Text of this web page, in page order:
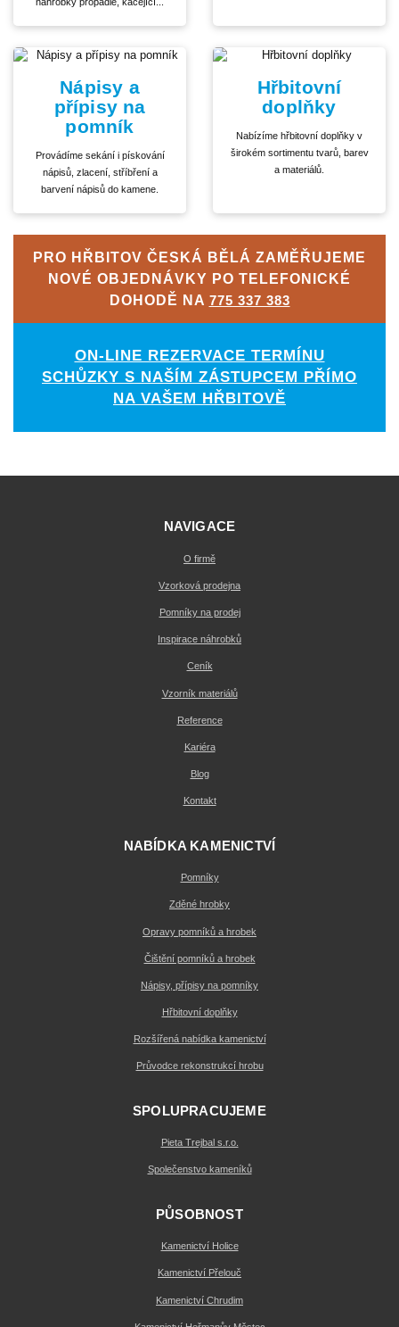
Nápisy a
přípisy na
pomník
Provádíme sekání i pískování
nápisů, zlacení, stříbření a
barvení nápisů do kamene.
Hřbitovní
doplňky
Nabízíme hřbitovní doplňky v
širokém sortimentu tvarů, barev
a materiálů.
PRO HŘBITOV ČESKÁ BĚLÁ ZAMĚŘUJEME
NOVÉ OBJEDNÁVKY PO TELEFONICKÉ
DOHODĚ NA 775 337 383
ON-LINE REZERVACE TERMÍNU
SCHŮZKY S NAŠÍM ZÁSTUPCEM PŘÍMO
NA VAŠEM HŘBITOVĚ
NAVIGACE
O firmě
Vzorková prodejna
Pomníky na prodej
Inspirace náhrobků
Ceník
Vzorník materiálů
Reference
Kariéra
Blog
Kontakt
NABÍDKA KAMENICTVÍ
Pomníky
Zděné hrobky
Opravy pomníků a hrobek
Čištění pomníků a hrobek
Nápisy, přípisy na pomníky
Hřbitovní doplňky
Rozšířená nabídka kamenictví
Průvodce rekonstrukcí hrobu
SPOLUPRACUJEME
Pieta Trejbal s.r.o.
Společenstvo kameníků
PŮSOBNOST
Kamenictví Holice
Kamenictví Přelouč
Kamenictví Chrudim